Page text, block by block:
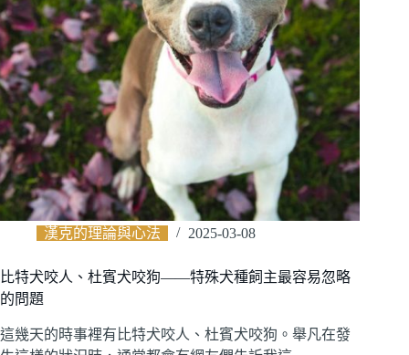
漢克的理論與心法 2025-03-08
比特犬咬人、杜賓犬咬狗——特殊犬種飼主最容易忽略
的問題
這幾天的時事裡有比特犬咬人、杜賓犬咬狗。舉凡在發